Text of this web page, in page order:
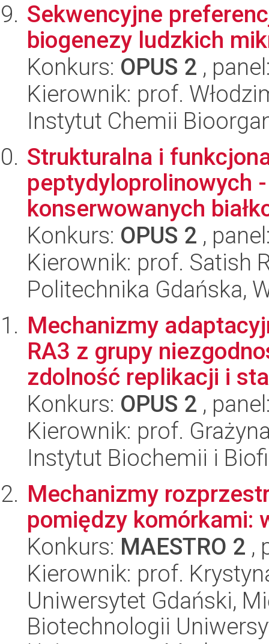
Sekwencyjne
biogenezy ludzkich
Konkurs: OPUS 2 ,
Kierownik: prof.
Instytut Chemii
Strukturalna i
peptydyloprolinowych
konserwowanych
Konkurs: OPUS 2 ,
Kierownik: prof. Satish
Politechnika Gdańska,
Mechanizmy
RA3 z grupy
zdolność replikacji i
Konkurs: OPUS 2 ,
Kierownik: prof.
Instytut Biochemii i
Mechanizmy
pomiędzy komórkami:
Konkurs: MAESTRO 2 ,
Kierownik: prof.
Uniwersytet Gdański,
Biotechnologii